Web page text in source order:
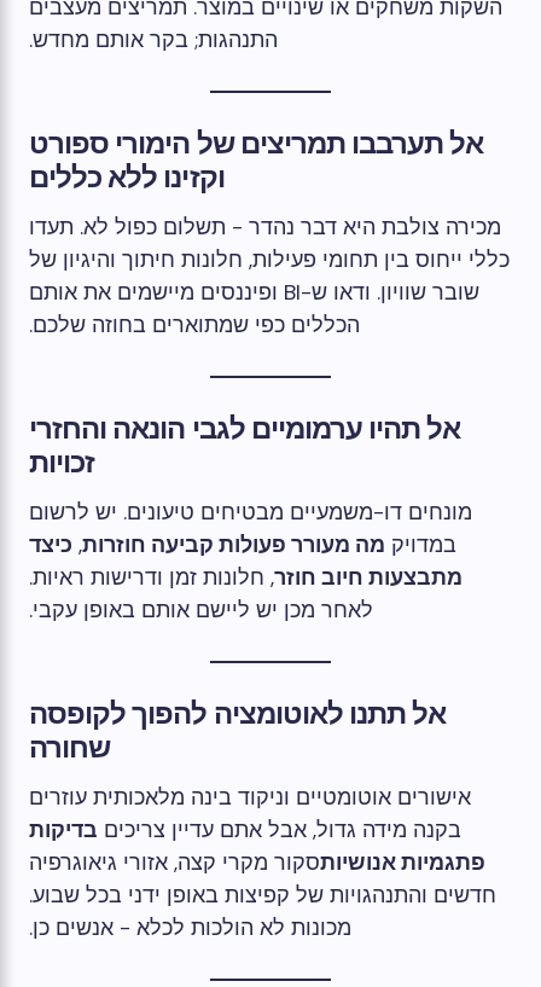
השקות משחקים או שינויים במוצר. תמריצים מעצבים
התנהגות; בקר אותם מחדש.
אל תערבבו תמריצים של הימורי ספורט
וקזינו ללא כללים
מכירה צולבת היא דבר נהדר - תשלום כפול לא. תעדו
כללי ייחוס בין תחומי פעילות, חלונות חיתוך והיגיון של
שובר שוויון. ודאו ש-BI ופיננסים מיישמים את אותם
הכללים כפי שמתוארים בחוזה שלכם.
אל תהיו ערמומיים לגבי הונאה והחזרי
זכויות
מונחים דו-משמעיים מבטיחים טיעונים. יש לרשום
במדויק מה מעורר פעולות קביעה חוזרות, כיצד
מתבצעות חיוב חוזר, חלונות זמן ודרישות ראיות.
לאחר מכן יש ליישם אותם באופן עקבי.
אל תתנו לאוטומציה להפוך לקופסה
שחורה
אישורים אוטומטיים וניקוד בינה מלאכותית עוזרים
בקנה מידה גדול, אבל אתם עדיין צריכים בדיקות
פתגמיות אנושיותסקור מקרי קצה, אזורי גיאוגרפיה
חדשים והתנהגויות של קפיצות באופן ידני בכל שבוע.
מכונות לא הולכות לכלא - אנשים כן.